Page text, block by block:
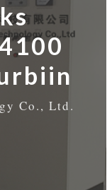
Co., Ltd.